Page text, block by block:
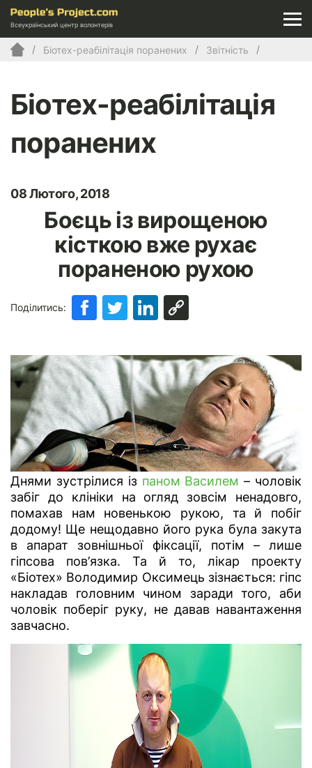
Всеукраїнський центр волонтерів
Біотех-реабілітація поранених Звітність
Біотех-реабілітація
поранених
08 Лютого, 2018
Боєць із вирощеною
кісткою вже рухає
пораненою рухою
Поділитись:
Днями зустрілися із паном Василем – чоловік
забіг до клініки на огляд зовсім ненадовго,
помахав нам новенькою рукою, та й побіг
додому! Ще нещодавно його рука була закута
в апарат зовнішньої фіксації, потім – лише
гіпсова пов’язка. Та й то, лікар проекту
«Біотех» Володимир Оксимець зізнається: гіпс
накладав головним чином заради того, аби
чоловік поберіг руку, не давав навантаження
завчасно.